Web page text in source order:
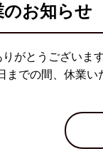
お知らせ
がとうござい
までの間、休業